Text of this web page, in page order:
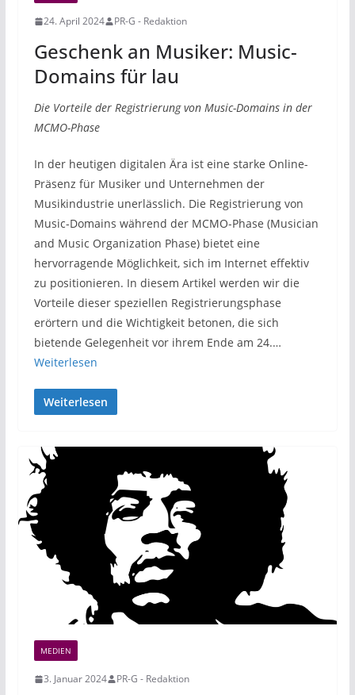
24. April 2024 PR-G - Redaktion
Geschenk an Musiker: Music-
Domains für lau
Die Vorteile der Registrierung von Music-Domains in der
MCMO-Phase
In der heutigen digitalen Ära ist eine starke Online-
Präsenz für Musiker und Unternehmen der
Musikindustrie unerlässlich. Die Registrierung von
Music-Domains während der MCMO-Phase (Musician
and Music Organization Phase) bietet eine
hervorragende Möglichkeit, sich im Internet effektiv
zu positionieren. In diesem Artikel werden wir die
Vorteile dieser speziellen Registrierungsphase
erörtern und die Wichtigkeit betonen, die sich
bietende Gelegenheit vor ihrem Ende am 24.…
Weiterlesen
Weiterlesen
MEDIEN
3. Januar 2024 PR-G - Redaktion